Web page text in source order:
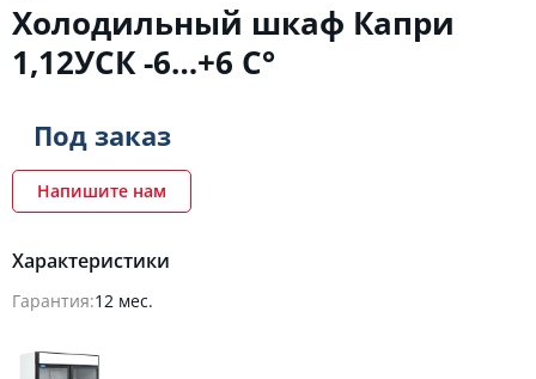
Холодильный шкаф Капри
1,12УСК -6…+6 C°
Характеристики
Гарантия:12 мес.
Под заказ
Напишите нам